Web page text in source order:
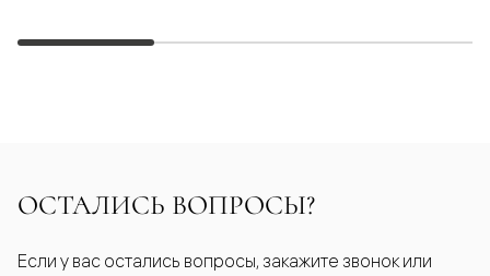
ОСТАЛИСЬ ВОПРОСЫ?
Если у вас остались вопросы, закажите звонок или